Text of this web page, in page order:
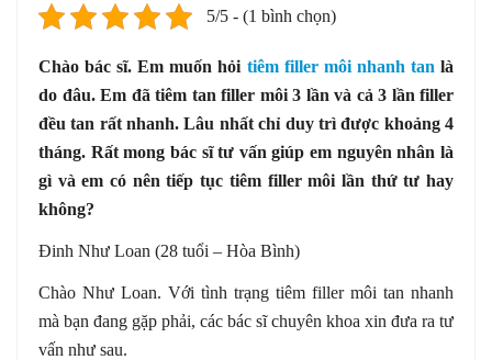
5/5 - (1 bình chọn)
Chào bác sĩ. Em muốn hỏi tiêm filler môi nhanh tan là
do đâu. Em đã tiêm tan filler môi 3 lần và cả 3 lần filler
đều tan rất nhanh. Lâu nhất chỉ duy trì được khoảng 4
tháng. Rất mong bác sĩ tư vấn giúp em nguyên nhân là
gì và em có nên tiếp tục tiêm filler môi lần thứ tư hay
không?
Đinh Như Loan (28 tuổi – Hòa Bình)
Chào Như Loan. Với tình trạng tiêm filler môi tan nhanh
mà bạn đang gặp phải, các bác sĩ chuyên khoa xin đưa ra tư
vấn như sau.